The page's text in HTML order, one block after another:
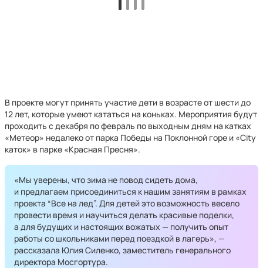
В проекте могут принять участие дети в возрасте от шести до
12 лет, которые умеют кататься на коньках. Мероприятия будут
проходить с декабря по февраль по выходным дням на катках
«Метеор» недалеко от парка Победы на Поклонной горе и «City
каток» в парке «Красная Пресня».
«Мы уверены, что зима не повод сидеть дома,
и предлагаем присоединиться к нашим занятиям в рамках
проекта “Все на лед”. Для детей это возможность весело
провести время и научиться делать красивые поделки,
а для будущих и настоящих вожатых — получить опыт
работы со школьниками перед поездкой в лагерь», —
рассказала Юлия Силенко, заместитель генерального
директора Мосгортура.